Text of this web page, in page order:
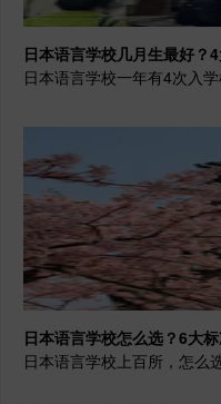
日本语言学校几月生最好？
日本语言学校一年有4次入
日本语言学校怎么选？6大
日本语言学校上百所，怎么